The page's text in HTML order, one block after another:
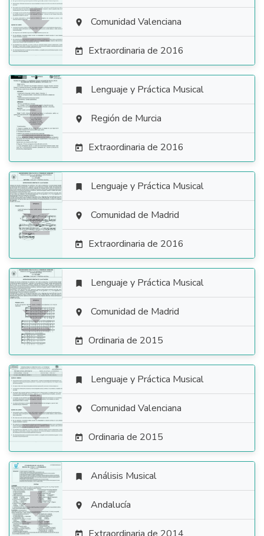
  Comunidad Valenciana
 Extraordinaria de 2016

 Lenguaje y Práctica Musical
 Región de Murcia
 Extraordinaria de 2016

 Lenguaje y Práctica Musical
 Comunidad de Madrid
 Extraordinaria de 2016

 Lenguaje y Práctica Musical
 Comunidad de Madrid
 Ordinaria de 2015

 Lenguaje y Práctica Musical
 Comunidad Valenciana
 Ordinaria de 2015

 Análisis Musical
 Andalucía